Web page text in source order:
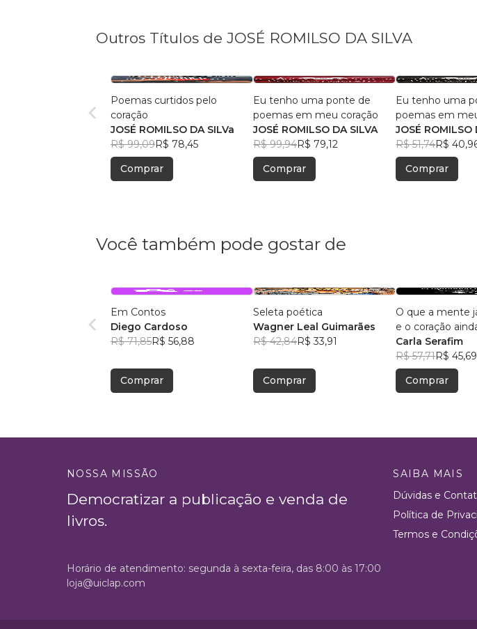
Outros Títulos de JOSÉ ROMILSO DA SILVA
Poemas curtidos pelo
coração
JOSÉ ROMILSO DA SILVa
R$ 99,09R$ 78,45
Comprar
Eu tenho uma ponte de
poemas em meu coração
JOSÉ ROMILSO DA SILVA
R$ 99,94R$ 79,12
Comprar
Eu tenho uma
poemas em
Ed. Preto e
JOSÉ ROMILSO
R$ 51,74R$
Comprar
Você também pode gostar de
Em Contos
Diego Cardoso
R$ 71,85R$ 56,88
Comprar
Seleta poética
Wagner Leal Guimarães
R$ 42,84R$ 33,91
Comprar
O que a mente
e o coração
aceitar
Carla Serafim
R$ 57,71R$ 45,69
Comprar
NOSSA MISSÃO
Democratizar a publicação e venda de
livros.
SAIBA MAIS
Dúvidas e
Política de
Termos e
Horário de atendimento: segunda à sexta-feira, das 8:00 às 17:00
loja@uiclap.com